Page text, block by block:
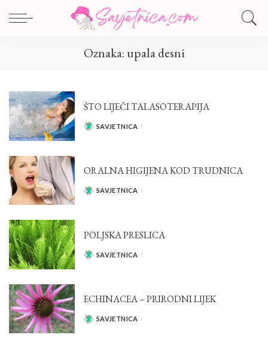
Oznaka: upala desni
ŠTO LIJEČI TALASOTERAPIJA
POSTED
SAVJETNICA
ORALNA HIGIJENA KOD TRUDNICA
POSTED
SAVJETNICA
POLJSKA PRESLICA
POSTED
SAVJETNICA
ECHINACEA – PRIRODNI LIJEK
POSTED
SAVJETNICA